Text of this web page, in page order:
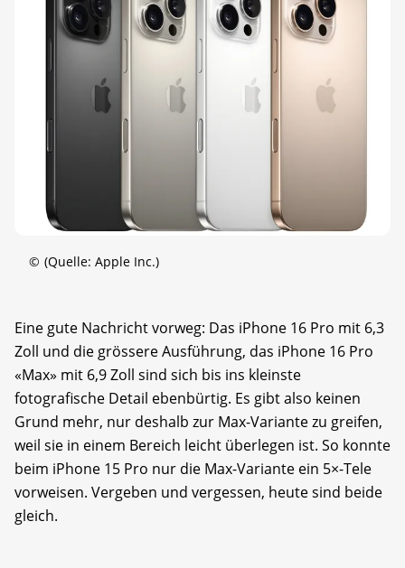
© (Quelle: Apple Inc.)
Eine gute Nachricht vorweg: Das iPhone 16 Pro mit 6,3
Zoll und die grössere Ausführung, das iPhone 16 Pro
«Max» mit 6,9 Zoll sind sich bis ins kleinste
fotografische Detail ebenbürtig. Es gibt also keinen
Grund mehr, nur deshalb zur Max-Variante zu greifen,
weil sie in einem Bereich leicht überlegen ist. So konnte
beim iPhone 15 Pro nur die Max-Variante ein 5×-Tele
vorweisen. Vergeben und vergessen, heute sind beide
gleich.